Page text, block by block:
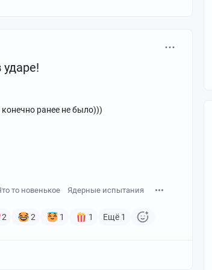
для PS4. Пускай я и дважды
ранее не было)))
то новенькое Ядерные испытания
2 2 1 1 Ещё 1